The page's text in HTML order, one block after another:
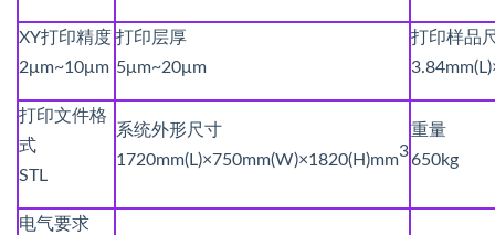
XY打印精度
2μm~10μm
打印层厚
5μm~20μm
打印样品
打印文件格
式
STL
系统外形尺寸
1720mm(L)×750mm(W)×1820(H)mm3
重量
650kg
电气要求